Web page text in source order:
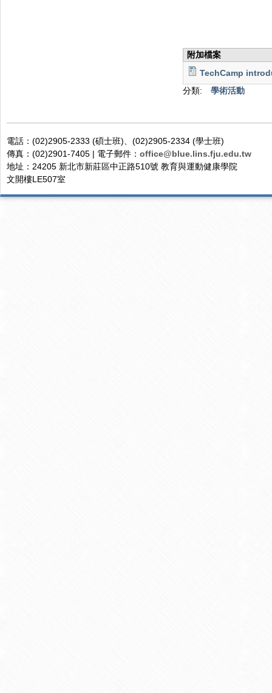
附加檔案
TechCamp
分類:
學術活動
電話：(02)2905-2333 (碩士班)、(02)2905-2334 (學士班)
傳真：(02)2901-7405 | 電子郵件： office@blue.lins.fju.edu.tw
地址：24205 新北市新莊區中正路510號 教育與運動健康學院
文開樓LE507室